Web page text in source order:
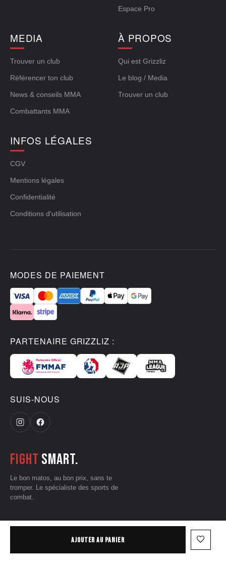
AJOUTER AU PANIER favorite_border
Espace Pro
MEDIA
Trouver un club
Référencer ton club
News & conseils MMA
Combattants MMA
À PROPOS
Qui est Grizzliz
Le blog / Media
Trouver un club
INFOS LÉGALES
CGV
Mentions légales
Confidentialité
Conditions d'utilisation
MODES DE PAIEMENT
PARTENAIRE GRIZZLIZ :
SUIS-NOUS
Fight smart.
Le bon matos, au bon prix, sans te
tromper. Le spécialiste des sports de
combat.
Mentions légales•Données personnelles
Conditions d'utilisation